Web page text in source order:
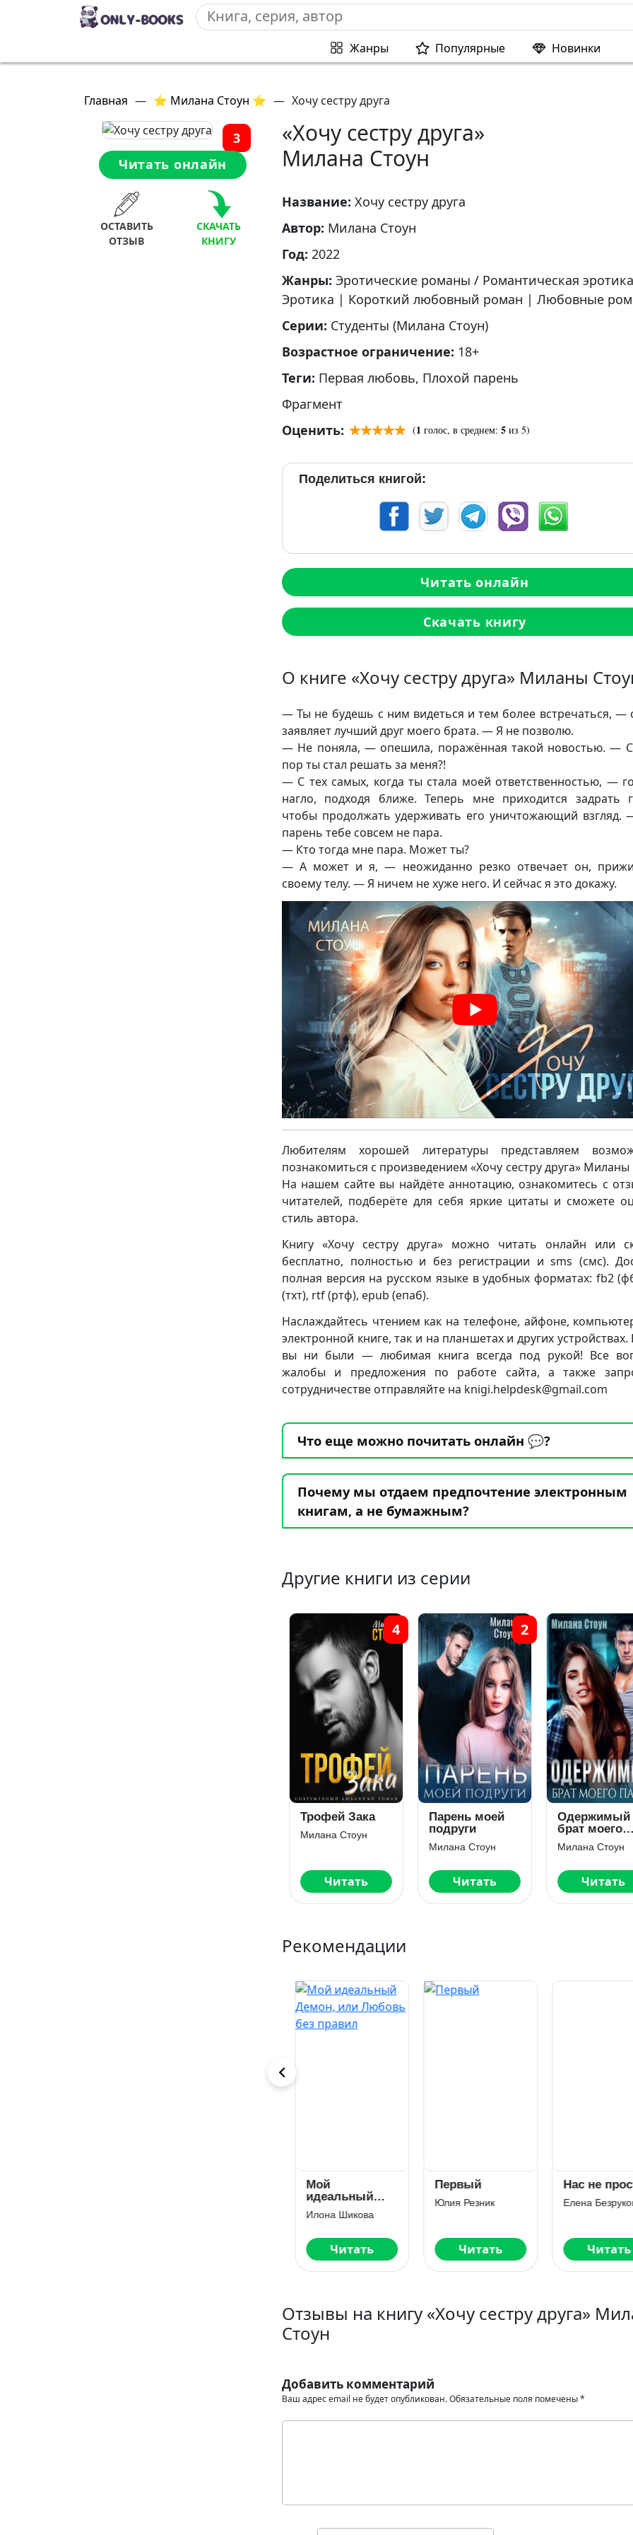
Жанры Популярные Новинки
Главная — ⭐ Милана Стоун ⭐ — Хочу сестру друга
3
Читать онлайн
ОСТАВИТЬ
ОТЗЫВ
СКАЧАТЬ
КНИГУ
«Хочу сестру друга»
Милана Стоун
Название: Хочу сестру друга
Автор: Милана Стоун
Год: 2022
Жанры: Эротические романы / Романтическая эротика
Эротика | Короткий любовный роман | Любовные
Серии: Студенты (Милана Стоун)
Возрастное ограничение: 18+
Теги: Первая любовь, Плохой парень
Фрагмент
Оценить:
(1 голос, в среднем: 5 из 5)
Поделиться книгой:
Читать онлайн
Скачать книгу
О книге «Хочу сестру друга» Миланы
— Ты не будешь с ним видеться и тем более встречаться, —
заявляет лучший друг моего брата. — Я не позволю.
— Не поняла, — опешила, поражённая такой новостью. — С
пор ты стал решать за меня?!
— С тех самых, когда ты стала моей ответственностью, —
нагло, подходя ближе. Теперь мне приходится задрать
чтобы продолжать удерживать его уничтожающий взгляд.
парень тебе совсем не пара.
— Кто тогда мне пара. Может ты?
— А может и я, — неожиданно резко отвечает он,
своему телу. — Я ничем не хуже него. И сейчас я это докажу.
Любителям хорошей литературы представляем
познакомиться с произведением «Хочу сестру друга» Миланы
На нашем сайте вы найдёте аннотацию, ознакомитесь с
читателей, подберёте для себя яркие цитаты и сможете
стиль автора.
Книгу «Хочу сестру друга» можно читать онлайн или
бесплатно, полностью и без регистрации и sms (смс).
полная версия на русском языке в удобных форматах: fb2
(тхт), rtf (ртф), epub (епаб).
Наслаждайтесь чтением как на телефоне, айфоне,
электронной книге, так и на планшетах и других устройствах.
вы ни были — любимая книга всегда под рукой! Все
жалобы и предложения по работе сайта, а также
сотрудничестве отправляйте на knigi.helpdesk@gmail.com
Что еще можно почитать онлайн 💬?
Почему мы отдаем предпочтение электронным
книгам, а не бумажным?
Другие книги из серии
Трофей Зака
Милана Стоун
Читать
4
Парень моей
подруги
Милана Стоун
Читать
2
Одержимый
брат моего
парня
Милана Стоун
Читать
Рекомендации
Мой
идеальный
Демон, или
Любовь без
Илона Шикова
Читать
Первый
Юлия Резник
Читать
Нас не
Елена
Читать
Отзывы на книгу «Хочу сестру друга»
Стоун
Добавить комментарий
Ваш адрес email не будет опубликован.Обязательные поля помечены*